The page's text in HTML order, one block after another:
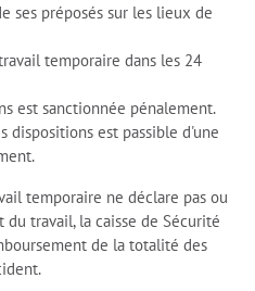
ses préposés sur les lieux de
temporaire dans les 24
est sanctionnée pénalement.
dispositions est passible d'une
temporaire ne déclare pas ou
travail, la caisse de Sécurité
de la totalité des